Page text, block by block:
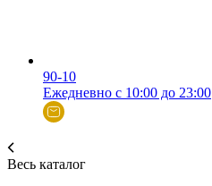
90-10
Ежедневно с 10:00 до 23:00
Весь каталог